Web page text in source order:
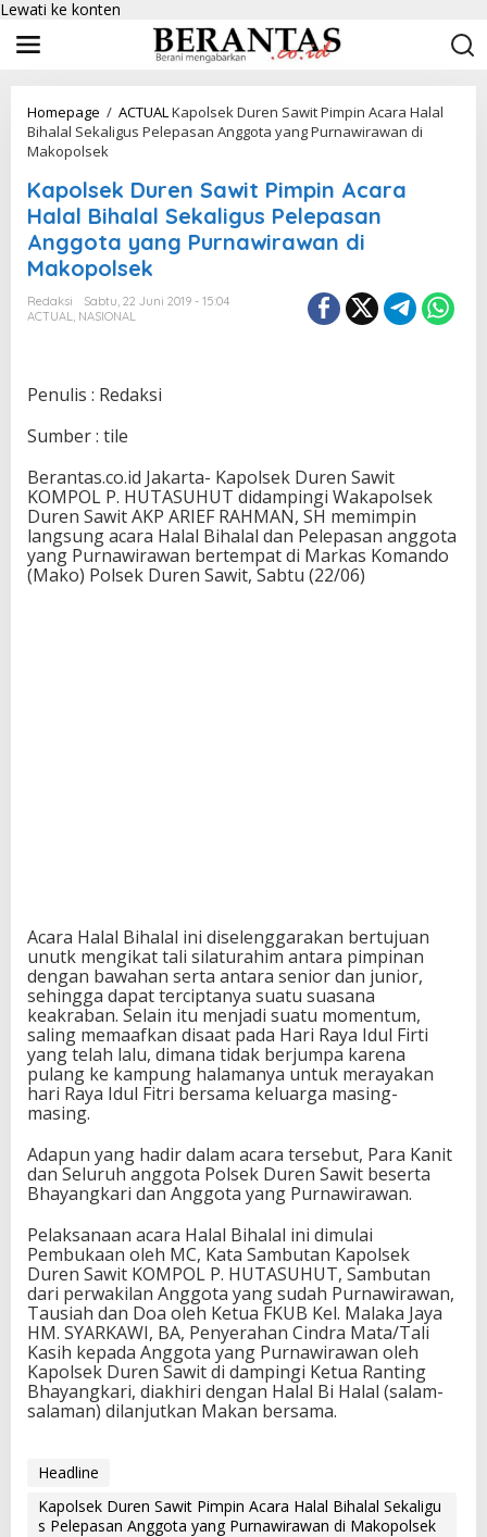
Lewati ke konten
Homepage / ACTUALKapolsek Duren Sawit Pimpin Acara Halal
Bihalal Sekaligus Pelepasan Anggota yang Purnawirawan di
Makopolsek
Kapolsek Duren Sawit Pimpin Acara
Halal Bihalal Sekaligus Pelepasan
Anggota yang Purnawirawan di
Makopolsek
Redaksi
Sabtu, 22 Juni 2019 - 15:04
ACTUAL, NASIONAL
Penulis : Redaksi
Sumber : tile
Berantas.co.id Jakarta- Kapolsek Duren Sawit
KOMPOL P. HUTASUHUT didampingi Wakapolsek
Duren Sawit AKP ARIEF RAHMAN, SH memimpin
langsung acara Halal Bihalal dan Pelepasan anggota
yang Purnawirawan bertempat di Markas Komando
(Mako) Polsek Duren Sawit, Sabtu (22/06)
Acara Halal Bihalal ini diselenggarakan bertujuan
unutk mengikat tali silaturahim antara pimpinan
dengan bawahan serta antara senior dan junior,
sehingga dapat terciptanya suatu suasana
keakraban. Selain itu menjadi suatu momentum,
saling memaafkan disaat pada Hari Raya Idul Firti
yang telah lalu, dimana tidak berjumpa karena
pulang ke kampung halamanya untuk merayakan
hari Raya Idul Fitri bersama keluarga masing-
masing.
Adapun yang hadir dalam acara tersebut, Para Kanit
dan Seluruh anggota Polsek Duren Sawit beserta
Bhayangkari dan Anggota yang Purnawirawan.
Pelaksanaan acara Halal Bihalal ini dimulai
Pembukaan oleh MC, Kata Sambutan Kapolsek
Duren Sawit KOMPOL P. HUTASUHUT, Sambutan
dari perwakilan Anggota yang sudah Purnawirawan,
Tausiah dan Doa oleh Ketua FKUB Kel. Malaka Jaya
HM. SYARKAWI, BA, Penyerahan Cindra Mata/Tali
Kasih kepada Anggota yang Purnawirawan oleh
Kapolsek Duren Sawit di dampingi Ketua Ranting
Bhayangkari, diakhiri dengan Halal Bi Halal (salam-
salaman) dilanjutkan Makan bersama.
Headline
Kapolsek Duren Sawit Pimpin Acara Halal Bihalal Sekaligu
s Pelepasan Anggota yang Purnawirawan di Makopolsek